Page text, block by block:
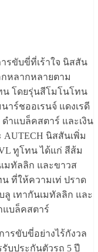
รขับขี่ที่เร้าใจ นิสสัน
หลากหลายตาม
โดยรุ่นสีโมโนโทน
าร์ชออเรนจ์ แดงเรดี
ำแบล็คสตาร์ และเงิน
นิสสันเพิ่ม
ทูโทน ได้แก่ สีส้ม
เมทัลลิก และขาวส
ที่ให้ความเท่ ปราด
ลู เทากันเมทัลลิก และ
แบล็คสตาร์
รขับขี่อย่างไร้กังวล
บประกันตัวรถ 5 ปี